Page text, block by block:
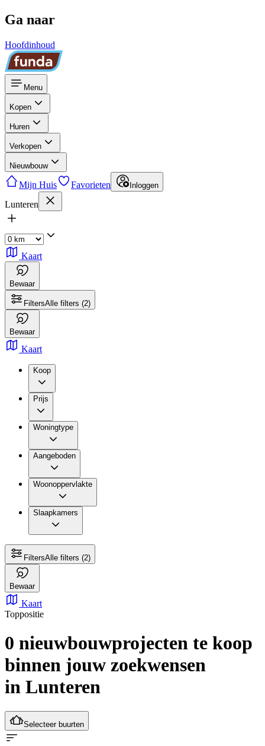
Ga naar
Hoofdinhoud
Menu
Kopen
Huren
Verkopen
Nieuwbouw
Mijn Huis Favorieten Inloggen
Lunteren
Kaart
Bewaar
FiltersAlle filters (2)
Bewaar
Kaart
Koop
Prijs
Woningtype
Aangeboden
Woonoppervlakte
Slaapkamers
FiltersAlle filters (2)
Bewaar
Kaart
Toppositie
0 nieuwbouwprojecten te koop
binnen jouw zoekwensen
in Lunteren
Selecteer buurten